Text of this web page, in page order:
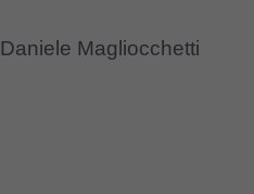
Daniele Magliocchetti